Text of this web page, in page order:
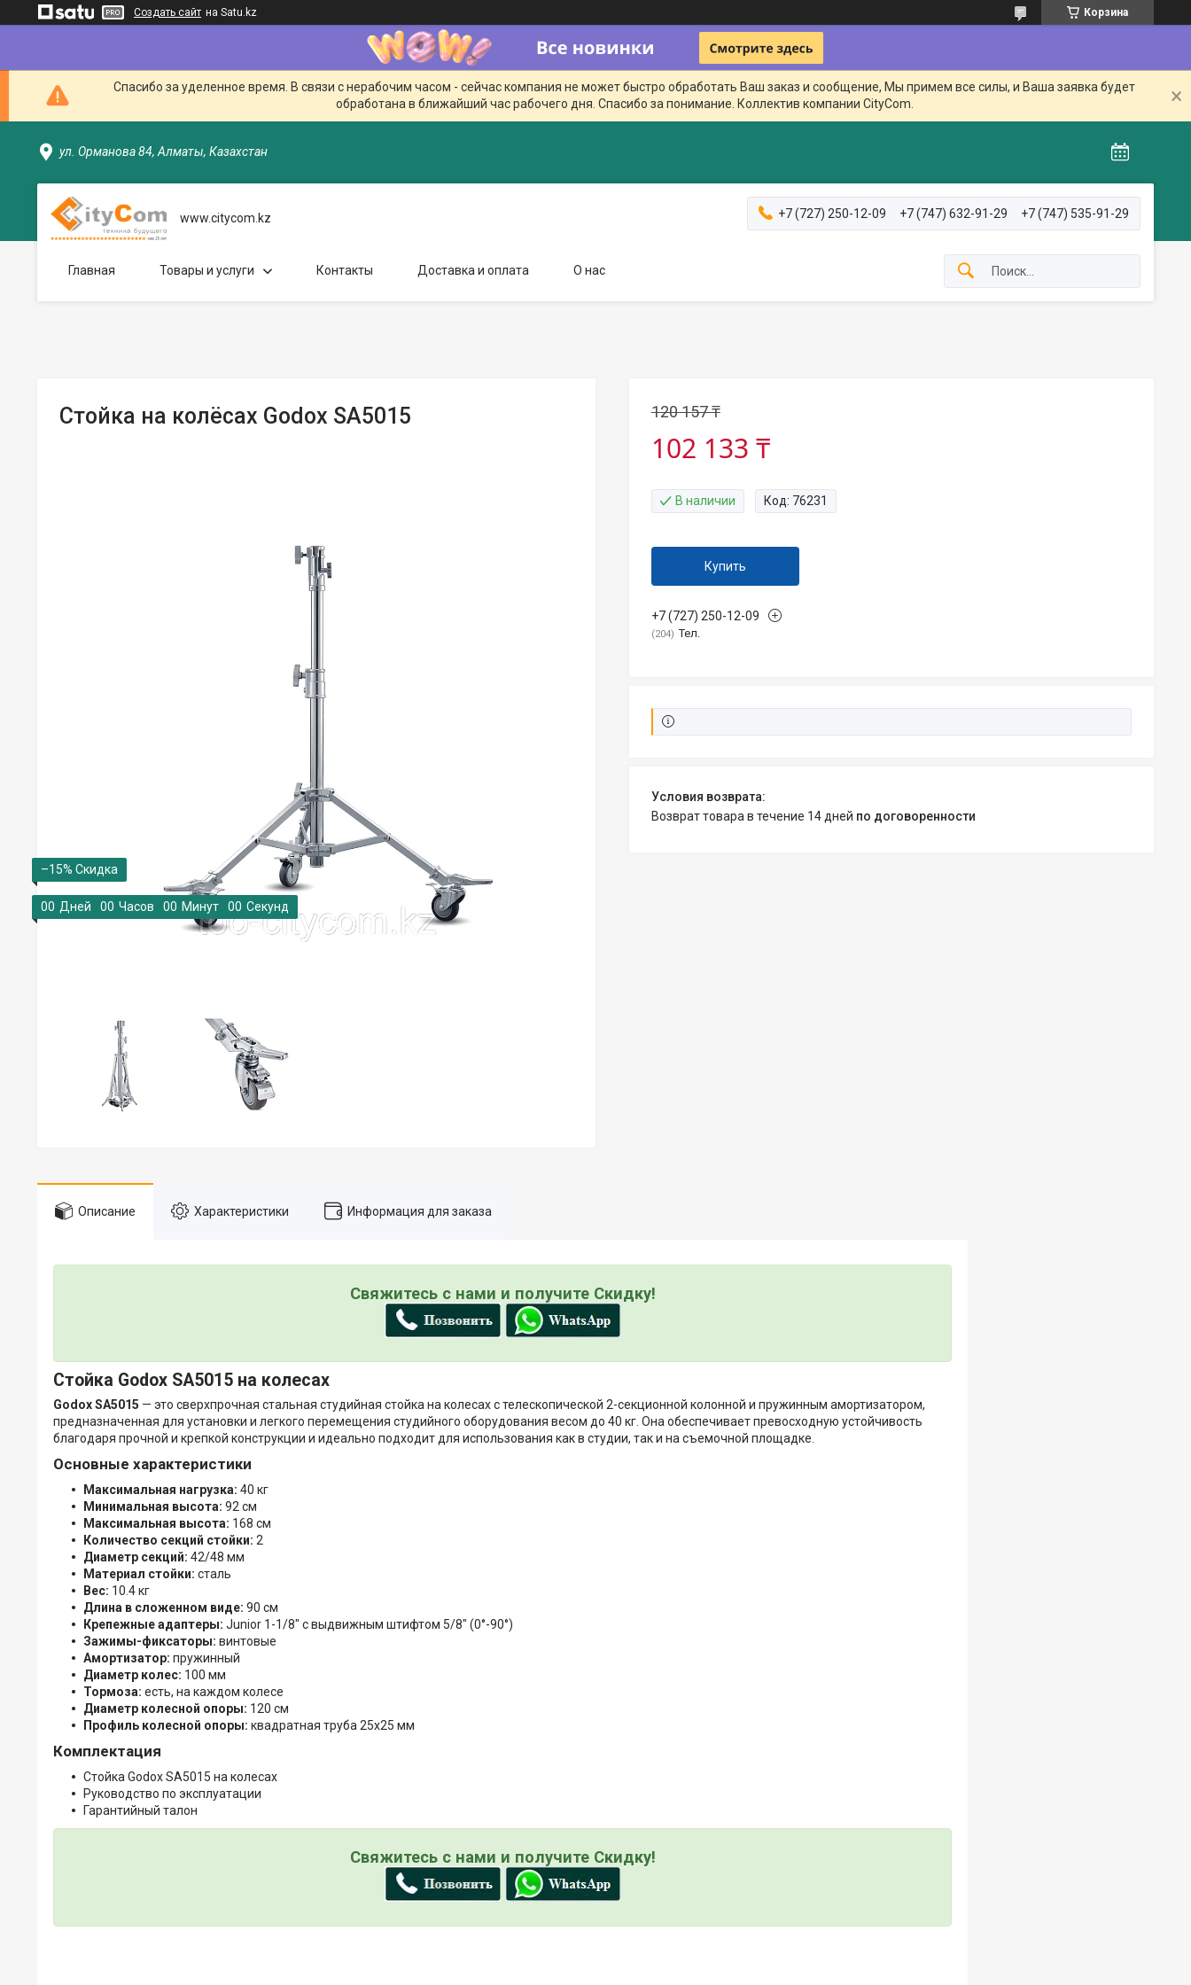
Создать сайт на Satu.kz Корзина
Спасибо за уделенное время. В связи с нерабочим часом - сейчас компания не может быстро обработать Ваш заказ и сообщение, Мы примем все силы, и Ваша заявка будет
обработана в ближайший час рабочего дня. Спасибо за понимание. Коллектив компании CityCom.
ул. Орманова 84, Алматы, Казахстан
www.citycom.kz +7 (727) 250-12-09 +7 (747) 632-91-29 +7 (747) 535-91-29
Главная Товары и услуги Контакты Доставка и оплата О нас
Стойка на колёсах Godox SA5015
–15%
00 Дней 00 Часов 00 Минут 00 Секунд
120 157 ₸
102 133 ₸
В наличии Код: 76231
Купить
+7 (727) 250-12-09
204 Тел.
возврат товара в течение 14 дней по договоренности
Описание Характеристики Информация для заказа
Свяжитесь с нами и получите Скидку!
Стойка Godox SA5015 на колесах
Godox SA5015 — это сверхпрочная стальная студийная стойка на колесах с телескопической 2-секционной колонной и пружинным амортизатором,
предназначенная для установки и легкого перемещения студийного оборудования весом до 40 кг. Она обеспечивает превосходную устойчивость
благодаря прочной и крепкой конструкции и идеально подходит для использования как в студии, так и на съемочной площадке.
Основные характеристики
Максимальная нагрузка: 40 кг
Минимальная высота: 92 см
Максимальная высота: 168 см
Количество секций стойки: 2
Диаметр секций: 42/48 мм
Материал стойки: сталь
Вес: 10.4 кг
Длина в сложенном виде: 90 см
Крепежные адаптеры: Junior 1-1/8" с выдвижным штифтом 5/8" (0°-90°)
Зажимы-фиксаторы: винтовые
Амортизатор: пружинный
Диаметр колес: 100 мм
Тормоза: есть, на каждом колесе
Диаметр колесной опоры: 120 см
Профиль колесной опоры: квадратная труба 25х25 мм
Комплектация
Стойка Godox SA5015 на колесах
Руководство по эксплуатации
Гарантийный талон
Свяжитесь с нами и получите Скидку!